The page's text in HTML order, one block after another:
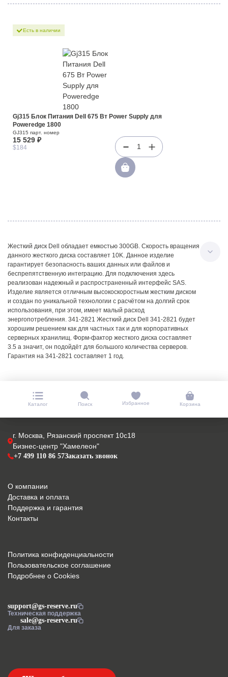
Есть в наличии
Gj315 Блок Питания Dell 675 Вт Power Supply для
Poweredge 1800
GJ315 парт. номер
15 529 ₽
$184 1
Жесткий диск Dell обладает емкостью 300GB. Скорость вращения
данного жесткого диска составляет 10K. Данное изделие
гарантирует безопасность ваших данных или файлов и
беспрепятственную интеграцию. Для подключения здесь
реализован надежный и распространенный интерфейс SAS.
Изделие является отличным высокоскоростным жестким диском
и создан по уникальной технологии с расчётом на долгий срок
использования, при этом, имеет малый расход
энергопотребления. 341-2821 Жесткий диск Dell 341-2821 будет
хорошим решением как для частных так и для корпоративных
серверных хранилищ. Форм-фактор жесткого диска составляет
3.5 а значит, он подойдёт для большого количества серверов.
Гарантия на 341-2821 составляет 1 год.
Каталог Поиск Избранное Корзина
г. Москва, Рязанский проспект 10с18
Бизнес-центр "Хамелеон"
+7 499 110 86 57Заказать звонок
support@gs-reserve.ru
Техническая поддержка
sale@gs-reserve.ru
Для заказа
О компании
Доставка и оплата
Поддержка и гарантия
Контакты
Политика конфиденциальности
Пользовательское соглашение
Подробнее о Cookies